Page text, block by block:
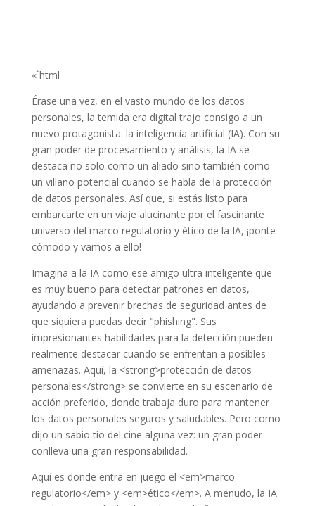
«`html
Érase una vez, en el vasto mundo de los datos
personales, la temida era digital trajo consigo a un
nuevo protagonista: la inteligencia artificial (IA). Con su
gran poder de procesamiento y análisis, la IA se
destaca no solo como un aliado sino también como
un villano potencial cuando se habla de la protección
de datos personales. Así que, si estás listo para
embarcarte en un viaje alucinante por el fascinante
universo del marco regulatorio y ético de la IA, ¡ponte
cómodo y vamos a ello!
Imagina a la IA como ese amigo ultra inteligente que
es muy bueno para detectar patrones en datos,
ayudando a prevenir brechas de seguridad antes de
que siquiera puedas decir "phishing". Sus
impresionantes habilidades para la detección pueden
realmente destacar cuando se enfrentan a posibles
amenazas. Aquí, la <strong>protección de datos
personales</strong> se convierte en su escenario de
acción preferido, donde trabaja duro para mantener
los datos personales seguros y saludables. Pero como
dijo un sabio tío del cine alguna vez: un gran poder
conlleva una gran responsabilidad.
Aquí es donde entra en juego el <em>marco
regulatorio</em> y <em>ético</em>. A menudo, la IA